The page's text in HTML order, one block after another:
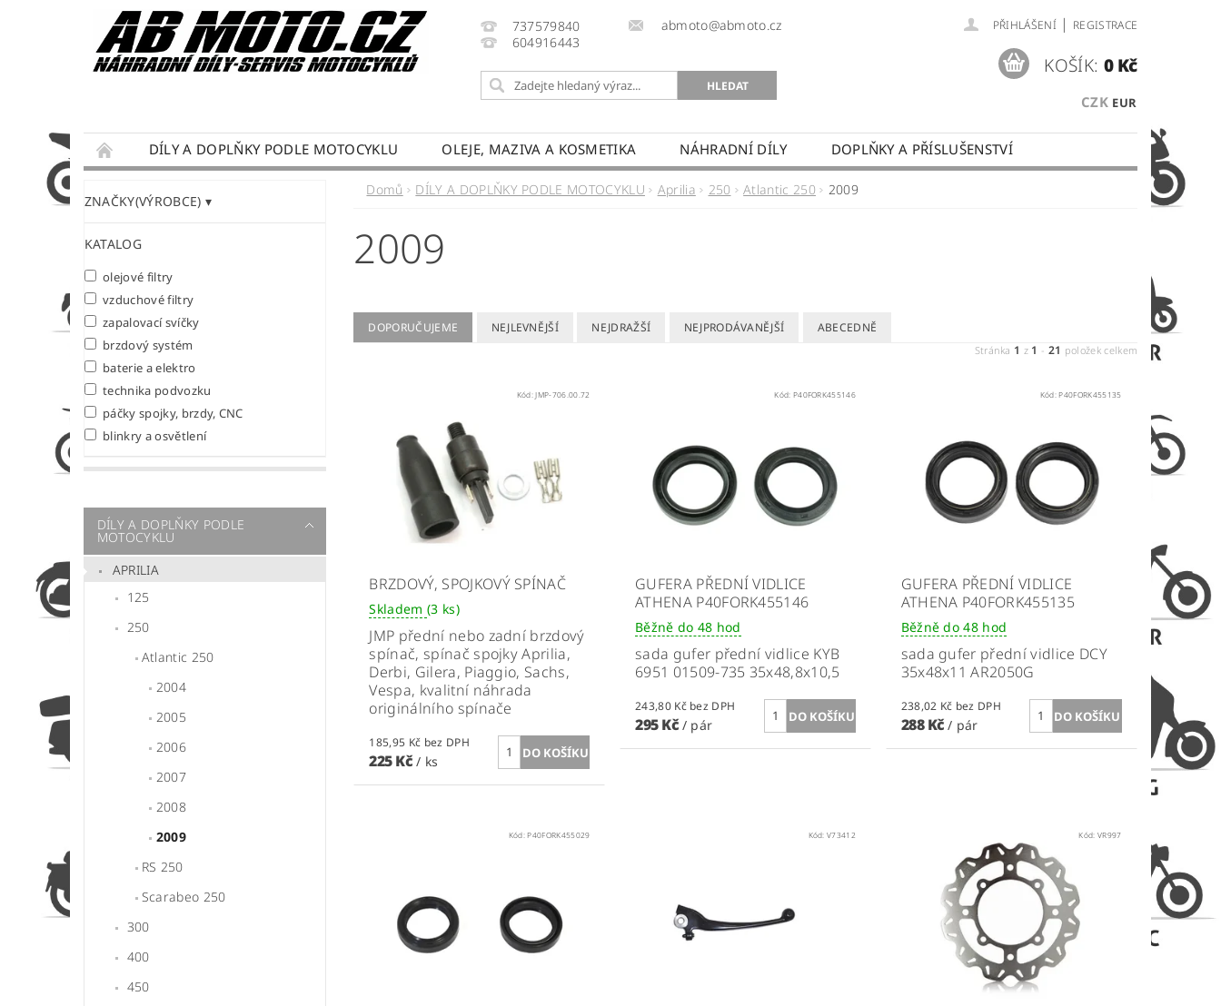
737579840
604916443
abmoto@abmoto.cz PŘIHLÁŠENÍ | REGISTRACE
CZK EUR
KOŠÍK: 0 Kč
DÍLY A DOPLŇKY PODLE MOTOCYKLU OLEJE, MAZIVA A KOSMETIKA NÁHRADNÍ DÍLY
DOPLŇKY A PŘÍSLUŠENSTVÍ
SERVIS MOTOCYKLŮ KONTAKT NAPIŠTE NÁM DOPRAVA A PLATBY
PODMÍNKY OCHRANY OSOBNÍCH ÚDAJŮ
ZNAČKY(VÝROBCE)
KATALOG
olejové filtry
vzduchové filtry
zapalovací svíčky
brzdový systém
baterie a elektro
technika podvozku
páčky spojky, brzdy, CNC
blinkry a osvětlení
DÍLY A DOPLŇKY PODLE
MOTOCYKLU
APRILIA
125
250
Atlantic 250
2004
2005
2006
2007
2008
2009
RS 250
Scarabeo 250
300
400
450
Domů DÍLY A DOPLŇKY PODLE MOTOCYKLU Aprilia 250 Atlantic 250 2009
2009
DOPORUČUJEME NEJLEVNĚJŠÍ NEJDRAŽŠÍ NEJPRODÁVANĚJŠÍ ABECEDNĚ
Stránka 1 z 1 - 21 položek celkem
Kód:JMP-706.00.72
BRZDOVÝ, SPOJKOVÝ SPÍNAČ
Skladem (3 ks)
JMP přední nebo zadní brzdový
spínač, spínač spojky Aprilia,
Derbi, Gilera, Piaggio, Sachs,
Vespa, kvalitní náhrada
originálního spínače
185,95 Kč bez DPH
225 Kč/ ks
Kód: P40FORK455146
GUFERA PŘEDNÍ VIDLICE
ATHENA P40FORK455146
Běžně do 48 hod
sada gufer přední vidlice KYB
6951 01509-735 35x48,8x10,5
243,80 Kč bez DPH
295 Kč / pár
Kód:P40FORK455135
GUFERA PŘEDNÍ VIDLICE
ATHENA P40FORK455135
Běžně do 48 hod
sada gufer přední vidlice DCY
35x48x11 AR2050G
238,02 Kč bez DPH
288 Kč/ pár
Kód:P40FORK455029 Kód:V73412 Kód:VR997